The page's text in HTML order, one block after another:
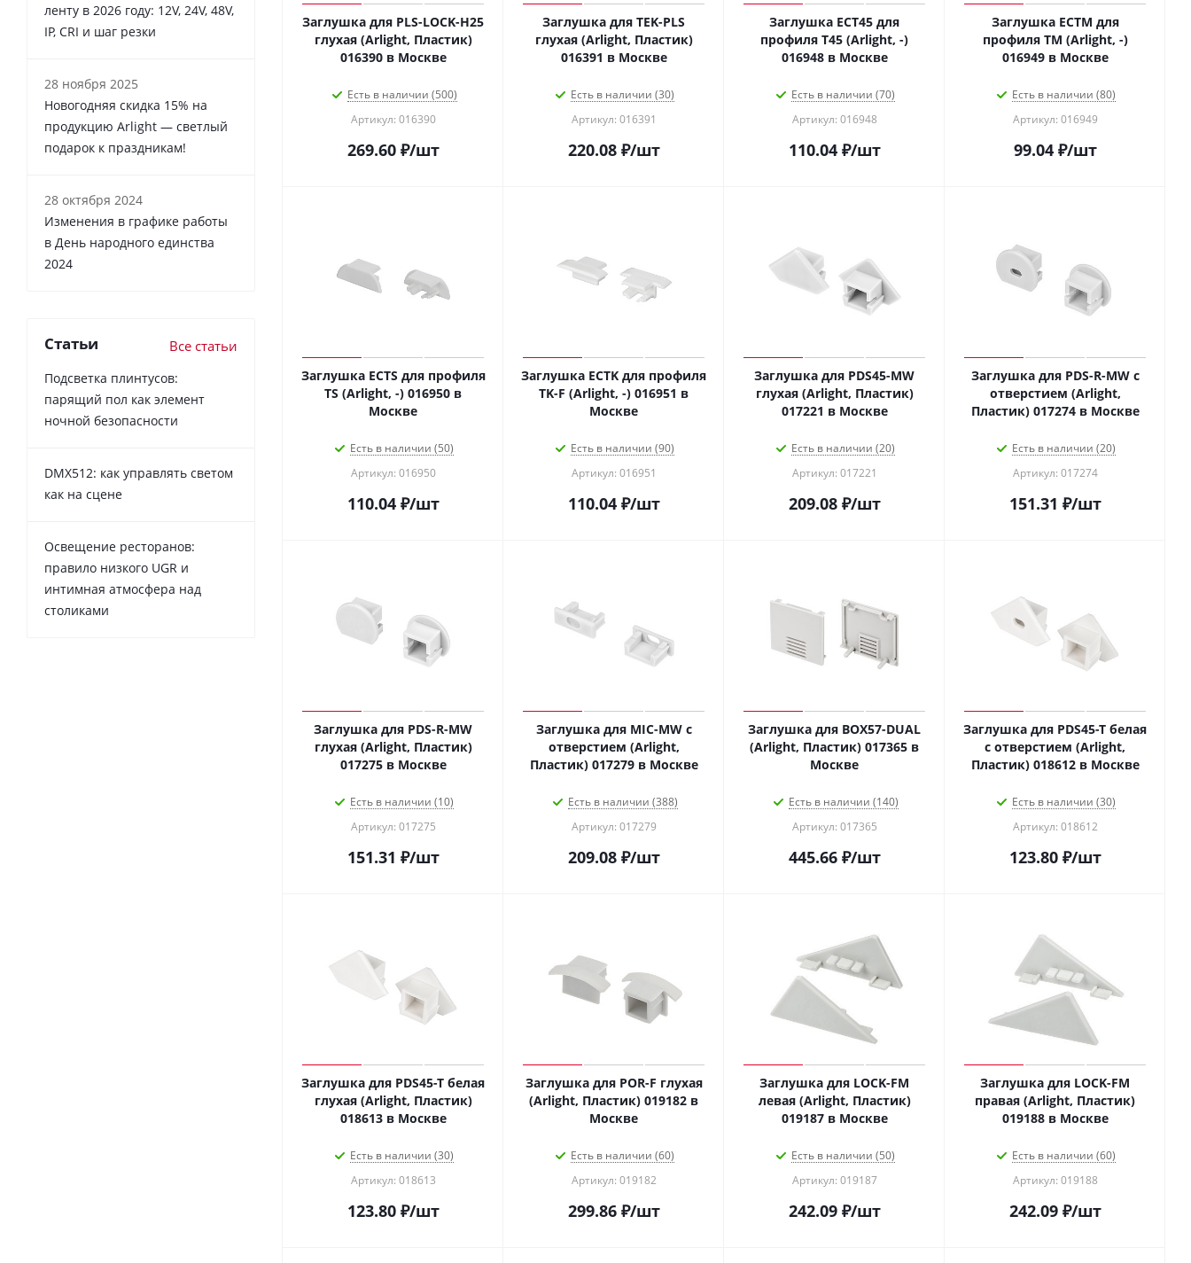
Заглушка для PLS-LOCK-H25
глухая (Arlight, Пластик)
016390 в Москве
Есть в наличии (500)
Артикул: 016390
269.60₽/шт
Заглушка для TEK-PLS
глухая (Arlight, Пластик)
016391 в Москве
Есть в наличии (30)
Артикул: 016391
220.08₽/шт
Заглушка ECT45 для
профиля T45 (Arlight, -)
016948 в Москве
Есть в наличии (70)
Артикул: 016948
110.04₽/шт
Заглушка ECTM для
профиля TM (Arlight, -)
016949 в Москве
Есть в наличии (80)
Артикул: 016949
99.04₽/шт
Заглушка ECTS для профиля
TS (Arlight, -) 016950 в
Москве
Есть в наличии (50)
Артикул: 016950
110.04₽/шт
Заглушка ECTK для профиля
TK-F (Arlight, -) 016951 в
Москве
Есть в наличии (90)
Артикул: 016951
110.04₽/шт
Заглушка для PDS45-MW
глухая (Arlight, Пластик)
017221 в Москве
Есть в наличии (20)
Артикул: 017221
209.08₽/шт
Заглушка для PDS-R-MW с
отверстием (Arlight,
Пластик) 017274 в Москве
Есть в наличии (20)
Артикул: 017274
151.31 ₽/шт
Заглушка для PDS-R-MW
глухая (Arlight, Пластик)
017275 в Москве
Есть в наличии (10)
Артикул: 017275
151.31 ₽/шт
Заглушка для MIC-MW с
отверстием (Arlight,
Пластик) 017279 в Москве
Есть в наличии (388)
Артикул: 017279
209.08₽/шт
Заглушка для BOX57-DUAL
(Arlight, Пластик) 017365 в
Москве
Есть в наличии (140)
Артикул: 017365
445.66₽/шт
Заглушка для PDS45-T белая
с отверстием (Arlight,
Пластик) 018612 в Москве
Есть в наличии (30)
Артикул: 018612
123.80₽/шт
Заглушка для PDS45-T белая
глухая (Arlight, Пластик)
018613 в Москве
Есть в наличии (30)
Артикул: 018613
123.80₽/шт
Заглушка для POR-F глухая
(Arlight, Пластик) 019182 в
Москве
Есть в наличии (60)
Артикул: 019182
299.86₽/шт
Заглушка для LOCK-FM
левая (Arlight, Пластик)
019187 в Москве
Есть в наличии (50)
Артикул: 019187
242.09₽/шт
Заглушка для LOCK-FM
правая (Arlight, Пластик)
019188 в Москве
Есть в наличии (60)
Артикул: 019188
242.09₽/шт
ленту в 2026 году: 12V, 24V, 48V,
IP, CRI и шаг резки
28 ноября 2025
Новогодняя скидка 15% на
продукцию Arlight — светлый
подарок к праздникам!
28 октября 2024
Изменения в графике работы
в День народного единства
2024
Статьи Все статьи
Подсветка плинтусов:
парящий пол как элемент
ночной безопасности
DMX512: как управлять светом
как на сцене
Освещение ресторанов:
правило низкого UGR и
интимная атмосфера над
столиками